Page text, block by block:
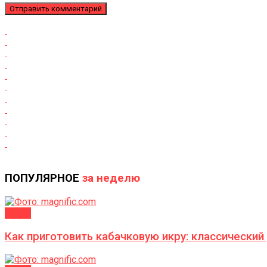
ПОПУЛЯРНОЕ за неделю
Как приготовить кабачковую икру: